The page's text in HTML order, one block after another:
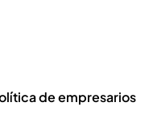
de empresarios